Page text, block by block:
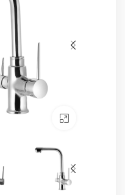
Click to enlarge